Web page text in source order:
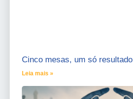
Cinco mesas, um só resultado
Leia mais »